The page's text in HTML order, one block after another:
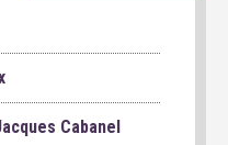
Cabanel